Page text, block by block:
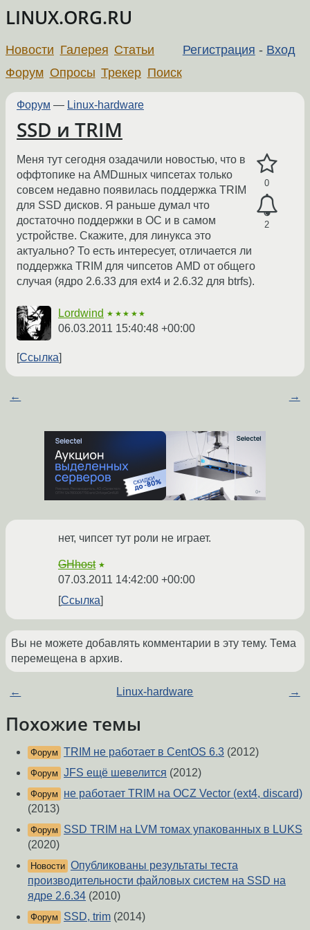
LINUX.ORG.RU
Регистрация - Вход
Новости Галерея Статьи
Форум Опросы Трекер Поиск
Форум — Linux-hardware
SSD и TRIM
0
2
Меня тут сегодня озадачили новостью, что в
оффтопике на AMDшных чипсетах только
совсем недавно появилась поддержка TRIM
для SSD дисков. Я раньше думал что
достаточно поддержки в ОС и в самом
устройстве. Скажите, для линукса это
актуально? То есть интересует, отличается ли
поддержка TRIM для чипсетов AMD от общего
случая (ядро 2.6.33 для ext4 и 2.6.32 для btrfs).
Lordwind ★★★★★
06.03.2011 15:40:48 +00:00
Ссылка
← →
нет, чипсет тут роли не играет.
GHhost ★
07.03.2011 14:42:00 +00:00
Ссылка
Вы не можете добавлять комментарии в эту тему. Тема
перемещена в архив.
← Linux-hardware →
Похожие темы
Форум TRIM не работает в CentOS 6.3 (2012)
Форум JFS ещё шевелится (2012)
Форум
не работает TRIM на OCZ Vector (ext4, discard)
(2013)
Форум
SSD TRIM на LVM томах упакованных в LUKS
(2020)
Новости Опубликованы результаты теста
производительности файловых систем на SSD на
ядре 2.6.34 (2010)
Форум SSD, trim (2014)